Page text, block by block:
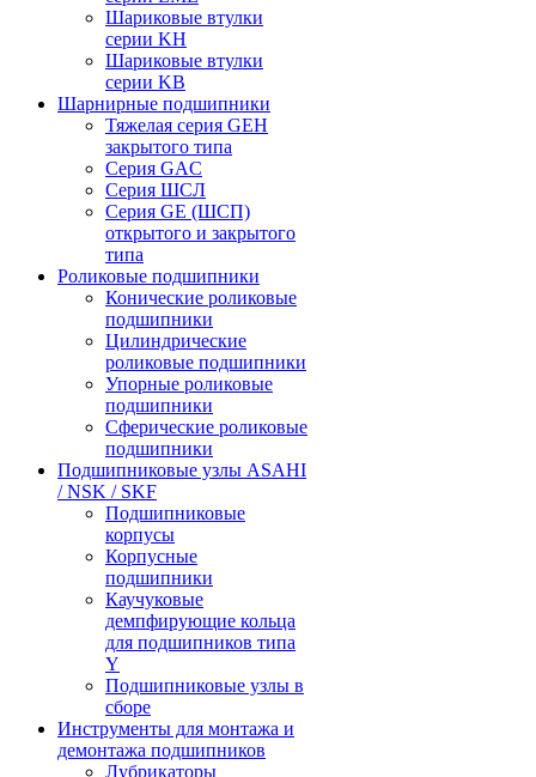
Шариковые втулки
серии KH
Шариковые втулки
серии KB
Шарнирные подшипники
Тяжелая серия GEH
закрытого типа
Серия GAC
Cерия ШСЛ
Серия GE (ШСП)
открытого и закрытого
типа
Роликовые подшипники
Конические роликовые
подшипники
Цилиндрические
роликовые подшипники
Упорные роликовые
подшипники
Сферические роликовые
подшипники
Подшипниковые узлы ASAHI
/ NSK / SKF
Подшипниковые
корпусы
Корпусные
подшипники
Каучуковые
демпфирующие кольца
для подшипников типа
Y
Подшипниковые узлы в
сборе
Инструменты для монтажа и
демонтажа подшипников
Лубрикаторы